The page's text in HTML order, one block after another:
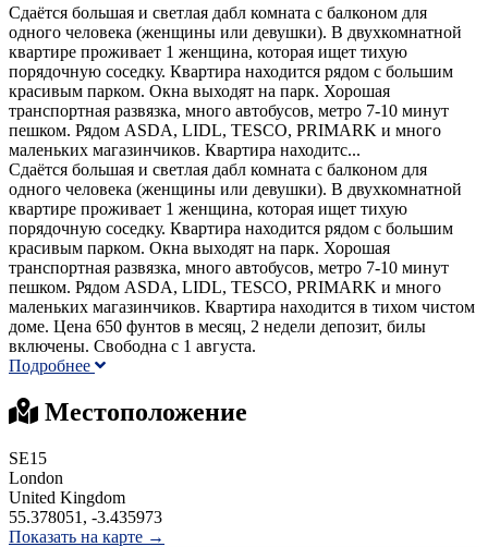
Сдаётся большая и светлая дабл комната с балконом для
одного человека (женщины или девушки). В двухкомнатной
квартире проживает 1 женщина, которая ищет тихую
порядочную соседку. Квартира находится рядом с большим
красивым парком. Окна выходят на парк. Хорошая
транспортная развязка, много автобусов, метро 7-10 минут
пешком. Рядом ASDA, LIDL, TESCO, PRIMARK и много
маленьких магазинчиков. Квартира находитс...
Сдаётся большая и светлая дабл комната с балконом для
одного человека (женщины или девушки). В двухкомнатной
квартире проживает 1 женщина, которая ищет тихую
порядочную соседку. Квартира находится рядом с большим
красивым парком. Окна выходят на парк. Хорошая
транспортная развязка, много автобусов, метро 7-10 минут
пешком. Рядом ASDA, LIDL, TESCO, PRIMARK и много
маленьких магазинчиков. Квартира находится в тихом чистом
доме. Цена 650 фунтов в месяц, 2 недели депозит, билы
включены. Свободна с 1 августа.
Подробнее
Местоположение
SE15
London
United Kingdom
55.378051, -3.435973
Показать на карте →